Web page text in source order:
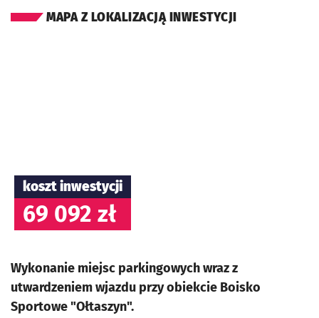
MAPA Z LOKALIZACJĄ INWESTYCJI
koszt inwestycji
69 092 zł
Wykonanie miejsc parkingowych wraz z
utwardzeniem wjazdu przy obiekcie Boisko
Sportowe "Ołtaszyn".